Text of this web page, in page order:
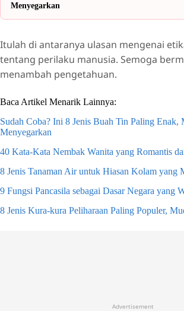
Menyegarkan
Itulah di antaranya ulasan mengenai
tentang perilaku manusia. Semoga
menambah pengetahuan.
Baca Artikel Menarik Lainnya:
Sudah Coba? Ini 8 Jenis Buah Tin Paling Enak,
Menyegarkan
40 Kata-Kata Nembak Wanita yang Romantis
8 Jenis Tanaman Air untuk Hiasan Kolam yang
9 Fungsi Pancasila sebagai Dasar Negara yang
8 Jenis Kura-kura Peliharaan Paling Populer,
Advertisement